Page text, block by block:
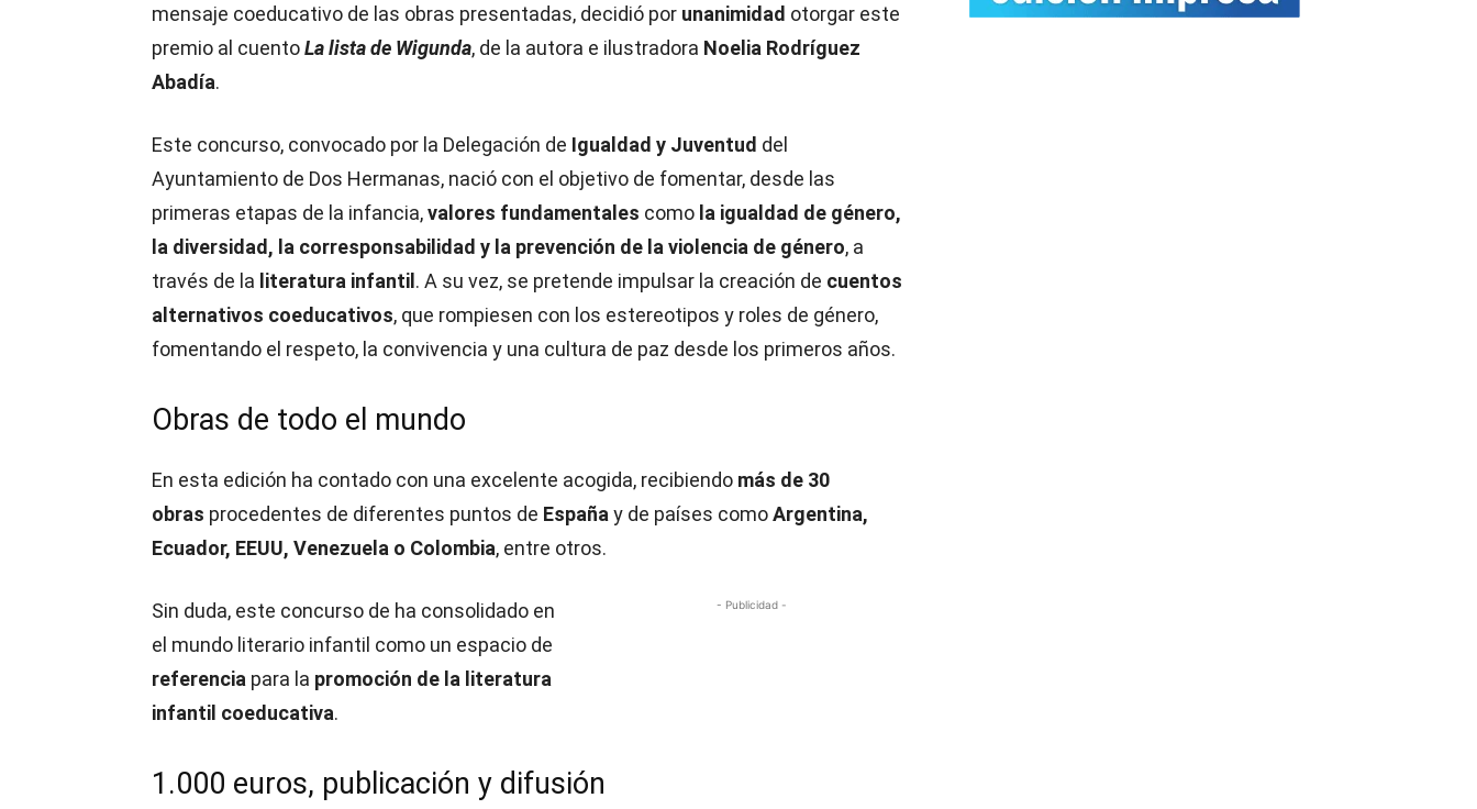
mensaje coeducativo de las obras presentadas, decidió por unanimidad otorgar este
premio al cuentoLa lista de Wigunda, de la autora e ilustradora Noelia Rodríguez
Abadía.
Este concurso, convocado por la Delegación de Igualdad y Juventud del
Ayuntamiento de Dos Hermanas, nació con el objetivo de fomentar, desde las
primeras etapas de la infancia,valores fundamentales como la igualdad de género,
la diversidad, la corresponsabilidad y la prevención de la violencia de género, a
través de la literatura infantil . A su vez, se pretende impulsar la creación de cuentos
alternativos coeducativos, que rompiesen con los estereotipos y roles de género,
fomentando el respeto, la convivencia y una cultura de paz desde los primeros años.
Obras de todo el mundo
En esta edición ha contado con una excelente acogida, recibiendo más de 30
obras procedentes de diferentes puntos de España y de países comoArgentina,
Ecuador, EEUU, Venezuela o Colombia, entre otros.
- Publicidad -
Sin duda, este concurso de ha consolidado en
el mundo literario infantil como un espacio de
referencia para la promoción de la literatura
infantil coeducativa.
1.000 euros, publicación y difusión